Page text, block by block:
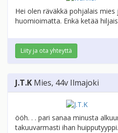
Hei olen räväkkä pohjalais
huomioimatta. Enkä ketää
Liity ja ota yhteyttä
J.T.K Mies, 44v Ilmajoki
ööh. . . pari sanaa minusta
takuuvarmasti ihan huipputyyppi.